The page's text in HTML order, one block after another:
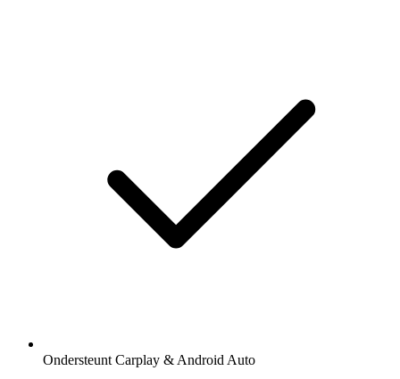
Ondersteunt Carplay & Android Auto